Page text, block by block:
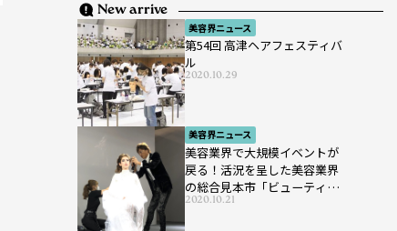
New arrive
美容界ニュース
第54回 高津ヘアフェスティバ
ル
2020.10.29
美容界ニュース
美容業界で大規模イベントが
戻る！活況を呈した美容業界
の総合見本市「ビューティー
ワールド ジャパン ウエス
ト」が開催
2020.10.21